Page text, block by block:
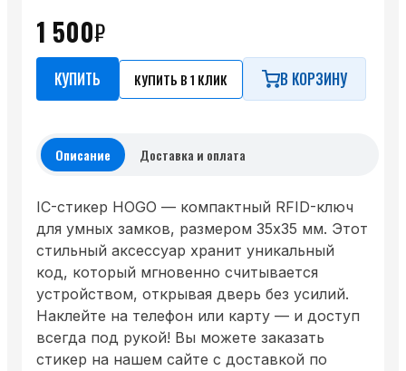
1 500₽
КУПИТЬ КУПИТЬ В 1 КЛИК В КОРЗИНУ
Описание Доставка и оплата
IC-стикер HOGO — компактный RFID-ключ
для умных замков, размером 35x35 мм. Этот
стильный аксессуар хранит уникальный
код, который мгновенно считывается
устройством, открывая дверь без усилий.
Наклейте на телефон или карту — и доступ
всегда под рукой! Вы можете заказать
стикер на нашем сайте с доставкой по